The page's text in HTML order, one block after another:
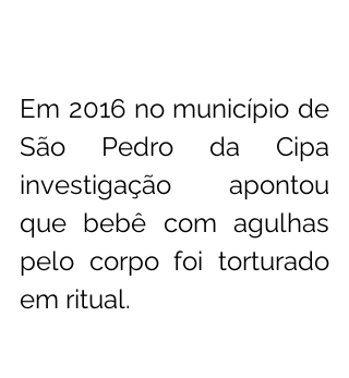
Em 2016 no município de
São Pedro da Cipa
investigação apontou
que bebê com agulhas
pelo corpo foi torturado
em ritual.